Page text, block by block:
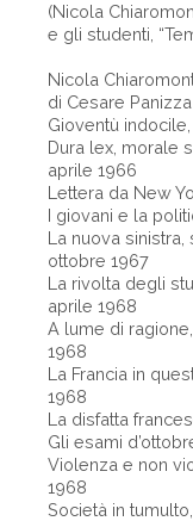
(Nicola
e gli studenti,
Nicola
di Cesare Panizza
Gioventù
Dura lex, morale
aprile 1966
Lettera da New
I giovani e la
La nuova
ottobre 1967
La rivolta degli
aprile 1968
A lume di
1968
La Francia in
1968
La disfatta
Gli esami
Violenza e non
1968
Società in